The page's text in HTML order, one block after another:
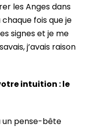
les Anges dans
chaque fois que je
signes et je me
j’avais raison
intuition : le
un pense-bête